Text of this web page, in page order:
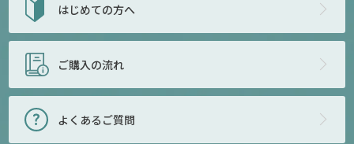
はじめての方へ
ご購入の流れ
よくあるご質問